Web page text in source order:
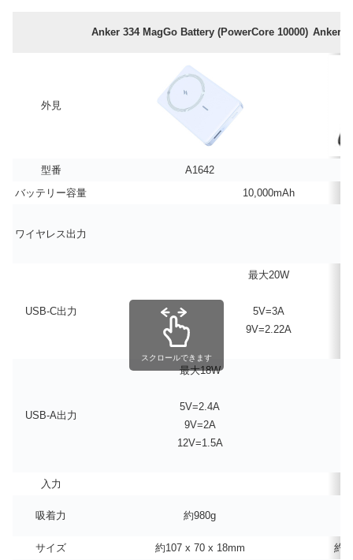
Anker 334 MagGo Battery (PowerCore 10000) Anker
外見
型番
A1642
バッテリー容量
10,000mAh
ワイヤレス出力
USB-C出力
最大20W
5V=3A
9V=2.22A
USB-A出力
最大18W
5V=2.4A
9V=2A
12V=1.5A
入力
吸着力 約980g
サイズ 約107 x 70 x 18mm
約
スクロールできます